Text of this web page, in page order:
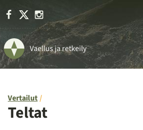
Facebook Instagram
Vaellus ja retkeily
Vertailut
Teltat